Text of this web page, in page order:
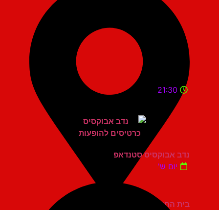
בית החייל תל אביב
21:30
נדב אבוקסיס סטנדאפ
יום ש'